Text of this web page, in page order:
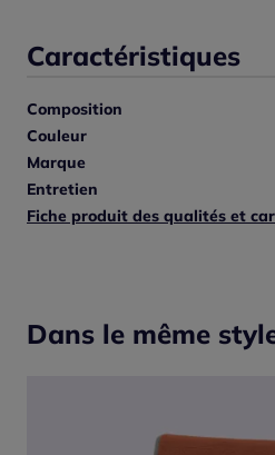
Caractéristiques
Composition
Couleur
Marque
Entretien
Fiche produit des qualités et
Dans le même